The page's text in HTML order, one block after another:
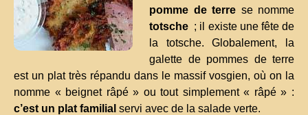
pomme de terre se nomme
totsche ; il existe une fête de
la totsche. Globalement, la
galette de pommes de terre
est un plat très répandu dans le massif vosgien, où on la
nomme « beignet râpé » ou tout simplement « râpé » :
c’est un plat familial servi avec de la salade verte.